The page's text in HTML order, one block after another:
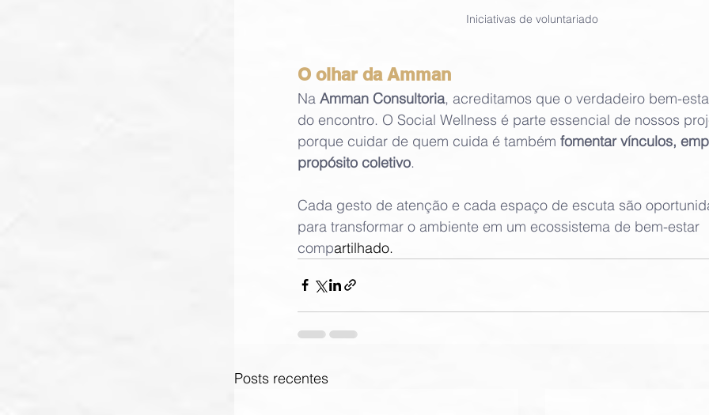
Iniciativas de voluntariado
O olhar da Amman
Na Amman Consultoria, acreditamos que o verdadeiro bem-
do encontro. O Social Wellness é parte essencial de nossos
porque cuidar de quem cuida é também fomentar vínculos,
propósito coletivo.
Cada gesto de atenção e cada espaço de escuta são
para transformar o ambiente em um ecossistema de bem-estar
compartilhado.
Posts recentes